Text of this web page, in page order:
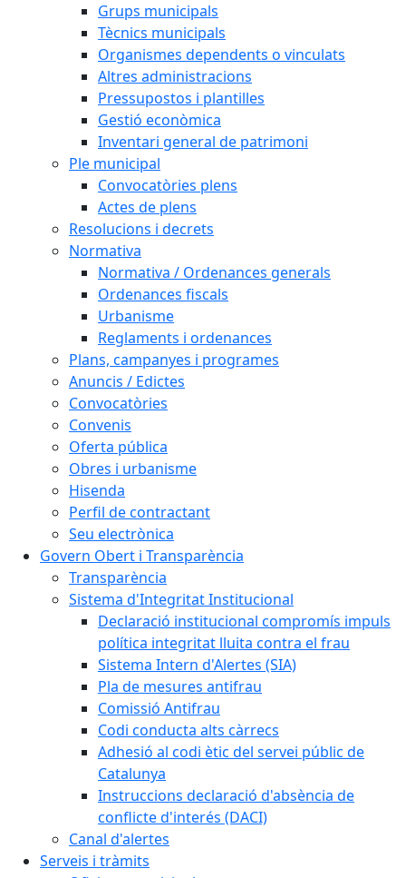
Grups municipals
Tècnics municipals
Organismes dependents o vinculats
Altres administracions
Pressupostos i plantilles
Gestió econòmica
Inventari general de patrimoni
Ple municipal
Convocatòries plens
Actes de plens
Resolucions i decrets
Normativa
Normativa / Ordenances generals
Ordenances fiscals
Urbanisme
Reglaments i ordenances
Plans, campanyes i programes
Anuncis / Edictes
Convocatòries
Convenis
Oferta pública
Obres i urbanisme
Hisenda
Perfil de contractant
Seu electrònica
Govern Obert i Transparència
Transparència
Sistema d'Integritat Institucional
Declaració institucional compromís impuls
política integritat lluita contra el frau
Sistema Intern d'Alertes (SIA)
Pla de mesures antifrau
Comissió Antifrau
Codi conducta alts càrrecs
Adhesió al codi ètic del servei públic de
Catalunya
Instruccions declaració d'absència de
conflicte d'interés (DACI)
Canal d'alertes
Serveis i tràmits